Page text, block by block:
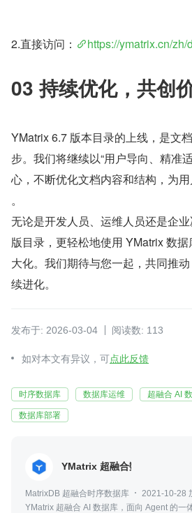
2.直接访问： https://ymatrix.cn/zh/
03 持续优化，共创
YMatrix 6.7 版本目录的上线，是文
步。我们将继续以“用户导向、精准
心，不断优化文档内容和结构，为
。
无论是开发人员、运维人员还是企
版目录，更轻松地使用 YMatrix 数
大化。我们期待与您一起，共同推
续进化。
发布于: 2026-03-04 阅读数: 113
如对本文有异议，可点此反馈
时序数据库 数据库运维 超融合 AI
数据库部署
YMatrix 超融合数据库
MatrixDB 超融合时序数据库
2021-10-28
YMatrix 超融合 AI 数据库，面向 Agent 的一